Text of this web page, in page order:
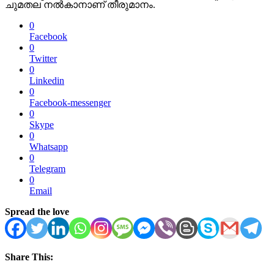
ചുമതല നല്‍കാനാണ് തീരുമാനം.
0
Facebook
0
Twitter
0
Linkedin
0
Facebook-messenger
0
Skype
0
Whatsapp
0
Telegram
0
Email
Spread the love
Share This: